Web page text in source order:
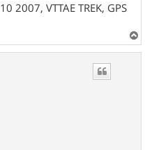
2007, VTTAE TREK, GPS
a